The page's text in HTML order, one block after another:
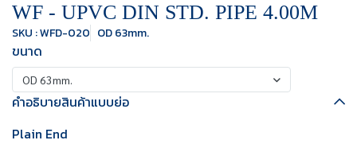
WF - UPVC DIN STD. PIPE 4.00M
SKU : WFD-020 OD 63mm.
ขนาด
OD 63mm.
คำอธิบายสินค้าแบบย่อ
Plain End